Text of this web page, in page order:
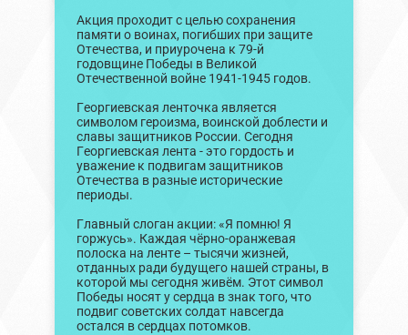
Акция проходит с целью сохранения
памяти о воинах, погибших при защите
Отечества, и приурочена к 79-й
годовщине Победы в Великой
Отечественной войне 1941-1945 годов.
Георгиевская ленточка является
символом героизма, воинской доблести и
славы защитников России. Сегодня
Георгиевская лента - это гордость и
уважение к подвигам защитников
Отечества в разные исторические
периоды.
Главный слоган акции: «Я помню! Я
горжусь». Каждая чёрно-оранжевая
полоска на ленте – тысячи жизней,
отданных ради будущего нашей страны, в
которой мы сегодня живём. Этот символ
Победы носят у сердца в знак того, что
подвиг советских солдат навсегда
остался в сердцах потомков.